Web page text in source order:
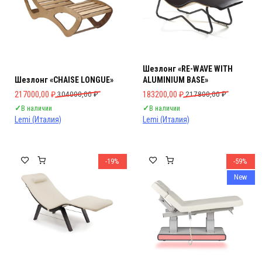
Шезлонг «CHAISE LONGUE»
304000,00₽
Первоначальная цена составляла 304000,00 ₽.
217000,00 ₽
Текущая цена: 217000,00 ₽.
✓В наличии
Lemi (Италия)
Шезлонг «RE-WAVE WITH
ALUMINIUM BASE»
217800,00₽
Первоначальная цена
183200,00 ₽
Текущая цена: 183200,00 ₽.
✓В наличии
Lemi (Италия)
-19%
-59%
New